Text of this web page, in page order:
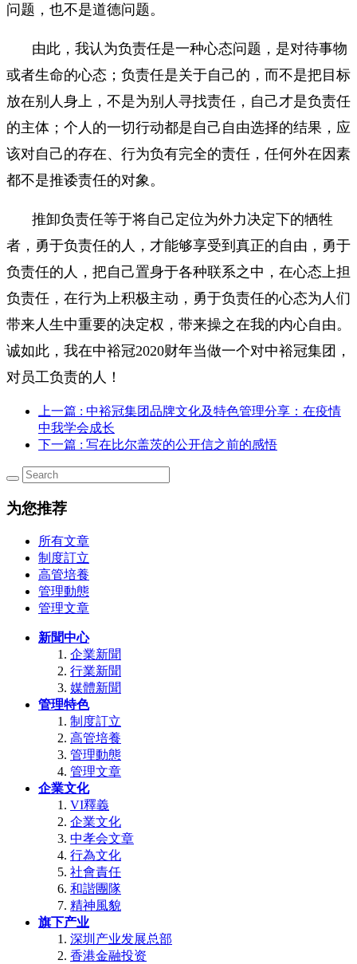
问题，也不是道德问题。
由此，我认为负责任是一种心态问题，是对待事物
或者生命的心态；负责任是关于自己的，而不是把目标
放在别人身上，不是为别人寻找责任，自己才是负责任
的主体；个人的一切行动都是自己自由选择的结果，应
该对自己的存在、行为负有完全的责任，任何外在因素
都不是推诿责任的对象。
推卸负责任等于将自己定位为外力决定下的牺牲
者，勇于负责任的人，才能够享受到真正的自由，勇于
负责任的人，把自己置身于各种联系之中，在心态上担
负责任，在行为上积极主动，勇于负责任的心态为人们
带来人生中重要的决定权，带来操之在我的内心自由。
诚如此，我在中裕冠2020财年当做一个对中裕冠集团，
对员工负责的人！
上一篇 : 中裕冠集团品牌文化及特色管理分享：在疫情
中我学会成长
下一篇 : 写在比尔盖茨的公开信之前的感悟
为您推荐
所有文章
制度訂立
高管培養
管理動態
管理文章
新聞中心
企業新聞
行業新聞
媒體新聞
管理特色
制度訂立
高管培養
管理動態
管理文章
企業文化
VI釋義
企業文化
中孝会文章
行為文化
社會責任
和諧團隊
精神風貌
旗下产业
深圳产业发展总部
香港金融投资